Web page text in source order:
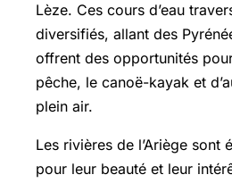
Lèze. Ces cours d’eau
diversifiés, allant des
offrent des opportunités
pêche, le canoë-kayak et
plein air.
Les rivières de l’Ariège sont
pour leur beauté et leur